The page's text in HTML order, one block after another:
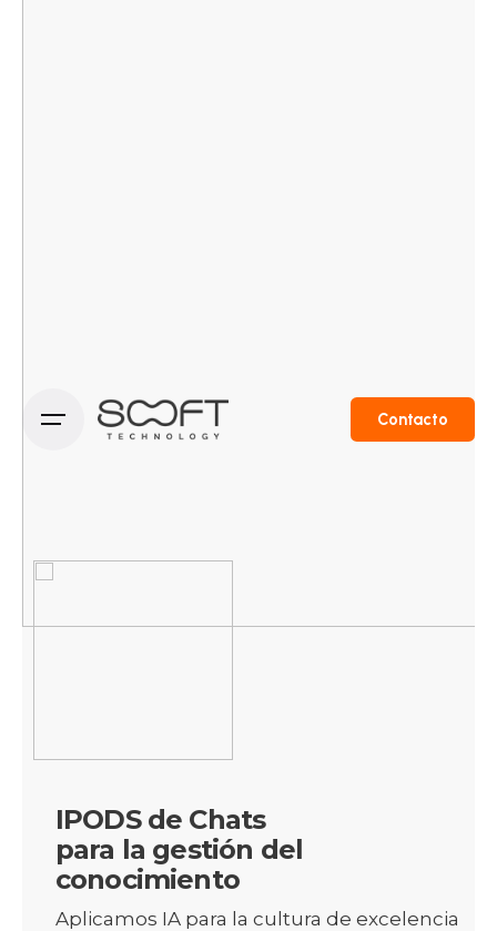
Contacto
IPODS de Chats
para la gestión del
conocimiento
Aplicamos IA para la cultura de excelencia